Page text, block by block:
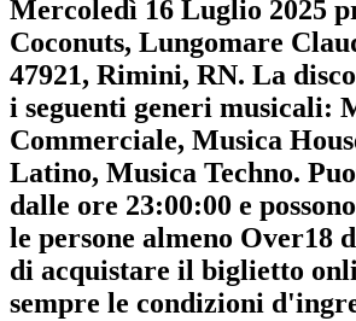
Mercoledì 16 Luglio 2025
Coconuts, Lungomare
47921, Rimini, RN. La
i seguenti generi musicali:
Commerciale, Musica
Latino, Musica Techno.
dalle ore 23:00:00 e
le persone almeno Over18
di acquistare il biglietto
sempre le condizioni